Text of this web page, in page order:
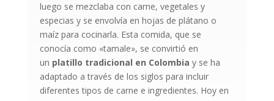
luego se mezclaba con carne, vegetales y
especias y se envolvía en hojas de plátano o
maíz para cocinarla. Esta comida, que se
conocía como «tamale», se convirtió en
un platillo tradicional en Colombia y se ha
adaptado a través de los siglos para incluir
diferentes tipos de carne e ingredientes. Hoy en